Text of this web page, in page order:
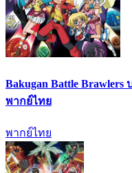
Bakugan Battle
พากย์ไทย
พากย์ไทย